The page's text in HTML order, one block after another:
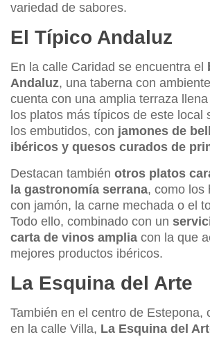
variedad de sabores.
El Típico Andaluz
En la calle Caridad se encuentra el
Andaluz, una taberna con
cuenta con una amplia terraza
los platos más típicos de este local
los embutidos, con jamones de
ibéricos y quesos curados de
Destacan también otros platos
la gastronomía serrana, como los
con jamón, la carne mechada o el
Todo ello, combinado con un
carta de vinos amplia con la que
mejores productos ibéricos.
La Esquina del Arte
También en el centro de Estepona,
en la calle Villa, La Esquina del